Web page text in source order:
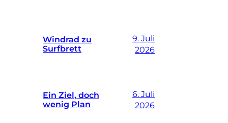
Windrad zu
Surfbrett
9. Juli
2026
Ein Ziel, doch
wenig Plan
6. Juli
2026